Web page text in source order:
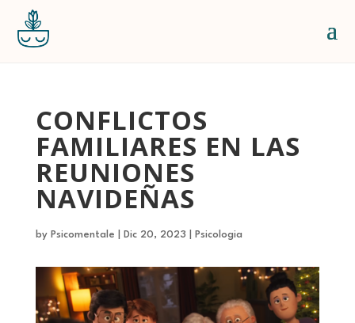
CONFLICTOS
FAMILIARES EN LAS
REUNIONES
NAVIDEÑAS
by Psicomentale Dic 20, 2023 Psicologia